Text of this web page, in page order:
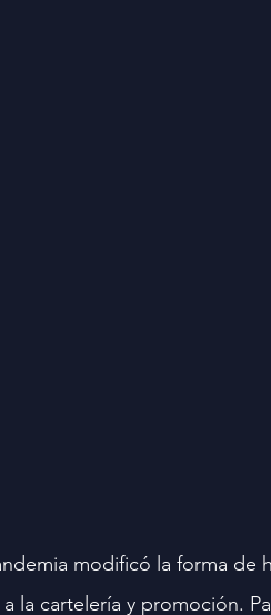
modificó la forma de
la cartelería y promoción.